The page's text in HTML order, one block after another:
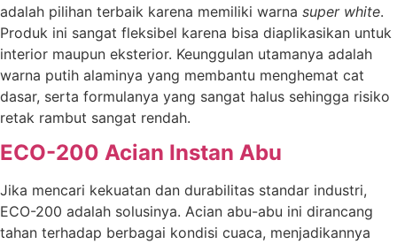
adalah pilihan terbaik karena memiliki warna super white.
Produk ini sangat fleksibel karena bisa diaplikasikan untuk
interior maupun eksterior. Keunggulan utamanya adalah
warna putih alaminya yang membantu menghemat cat
dasar, serta formulanya yang sangat halus sehingga risiko
retak rambut sangat rendah.
ECO-200 Acian Instan Abu
Jika mencari kekuatan dan durabilitas standar industri,
ECO-200 adalah solusinya. Acian abu-abu ini dirancang
tahan terhadap berbagai kondisi cuaca, menjadikannya